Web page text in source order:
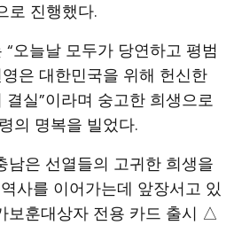
로 진행했다.
오늘날 모두가 당연하고 평범
은 대한민국을 위해 헌신한
실”이라며 숭고한 희생으로
의 명복을 빌었다.
남은 선열들의 고귀한 희생을
사를 이어가는데 앞장서고 있
보훈대상자 전용 카드 출시 △